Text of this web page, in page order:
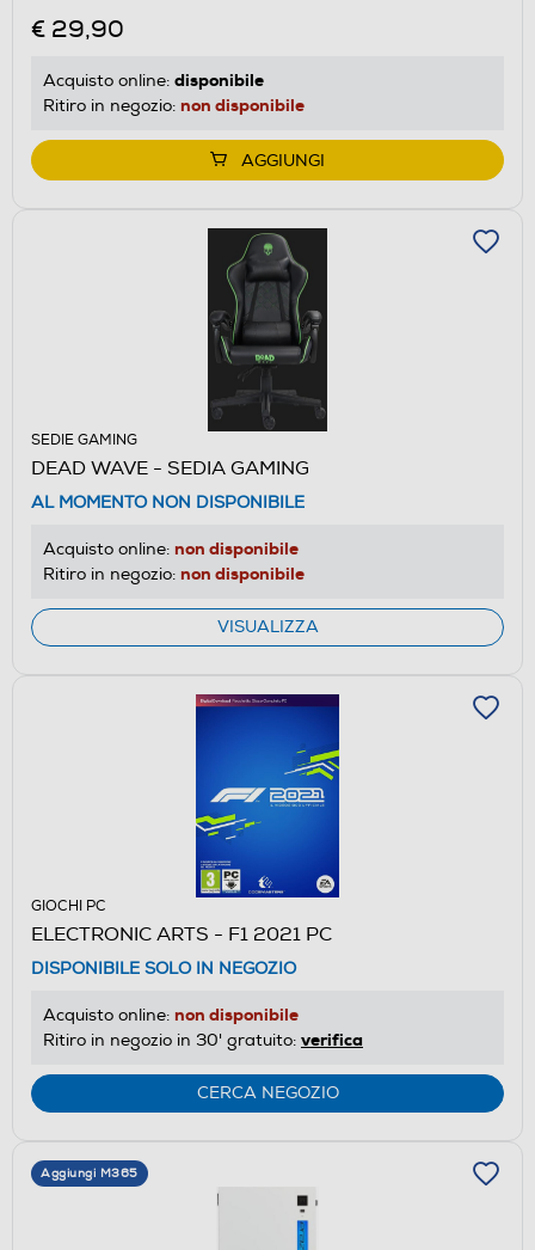
€ 29,90
Acquisto online: disponibile
Ritiro in negozio: non disponibile
AGGIUNGI
SEDIE GAMING
DEAD WAVE - SEDIA GAMING
AL MOMENTO NON DISPONIBILE
Acquisto online: non disponibile
Ritiro in negozio: non disponibile
VISUALIZZA
GIOCHI PC
ELECTRONIC ARTS - F1 2021 PC
DISPONIBILE SOLO IN NEGOZIO
Acquisto online: non disponibile
Ritiro in negozio in 30' gratuito: verifica
CERCA NEGOZIO
Aggiungi M365